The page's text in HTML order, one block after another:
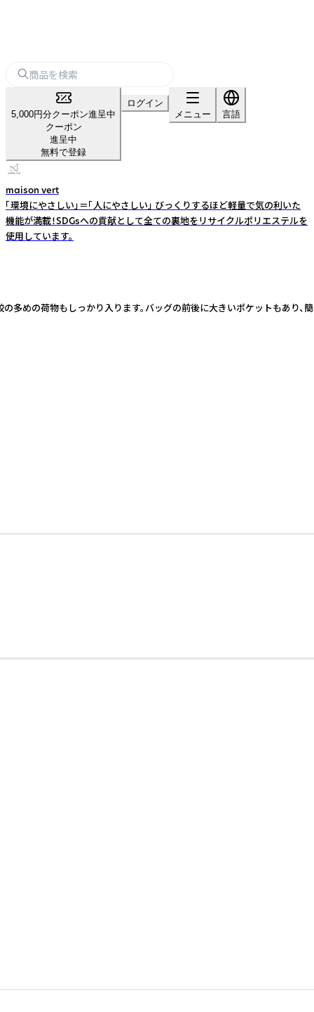
5,000円分クーポン進呈中
クーポン
進呈中
無料で登録
ログイン
メニュー
言語
maison vert
「環境にやさしい」＝「人にやさしい」 びっくりするほど軽量で気の利いた
機能が満載！SDGsへの貢献として全ての裏地をリサイクルポリエステルを
使用しています。
荷物もしっかり入ります。バッグの前後に大きいポケットもあ